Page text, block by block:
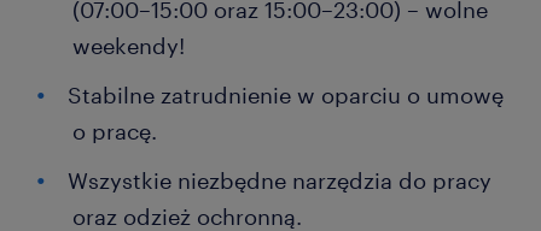
(07:00–15:00 oraz 15:00–23:00) – wolne
weekendy!
Stabilne zatrudnienie w oparciu o umowę
o pracę.
Wszystkie niezbędne narzędzia do pracy
oraz odzież ochronną.